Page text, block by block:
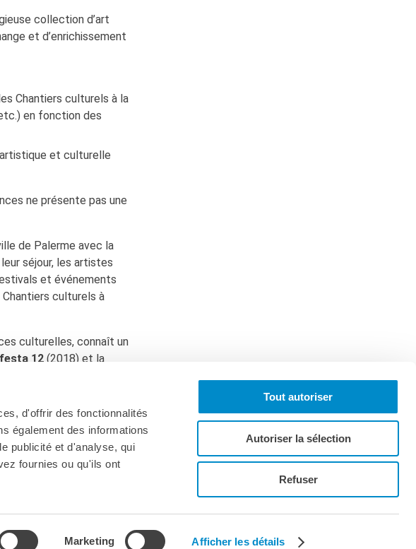
d'offrir des fonctionnalités
également des informations
publicité et d'analyse, qui
fournies ou qu'ils ont
Marketing Afficher les détails
Tout autoriser
Autoriser la sélection
Refuser
collection d’art
et d’enrichissement
Chantiers culturels à la
en fonction des
et culturelle
ne présente pas une
de Palerme avec la
séjour, les artistes
et événements
culturels à
culturelles, connaît un
12 (2018) et la
Iscriviti alla newsletter